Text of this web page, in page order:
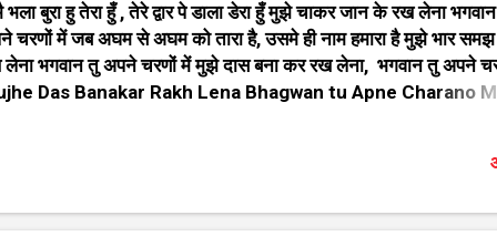
भला बुरा हु तेरा हुँ , तेरे द्वार पे डाला डेरा हुँ मुझे चाकर जान के रख लेना
चरणों में जब अघम से अघम को तारा है, उसमे ही नाम हमारा है मुझे भार
भगवान तु अपने चरणों में मुझे दास बना कर रख लेना, भगवान तु अपने
Das Banakar Rakh Lena Bhagwan tu Apne Charano
राधा कृष्ण के भजन कृष्णाच्या गवळणी मराठी शिव जी के भजन गुरुदेव के
फ़िल्मी तर्ज पर भजन हनुमान जी के भजन बधाई गीत आरति संग्रह